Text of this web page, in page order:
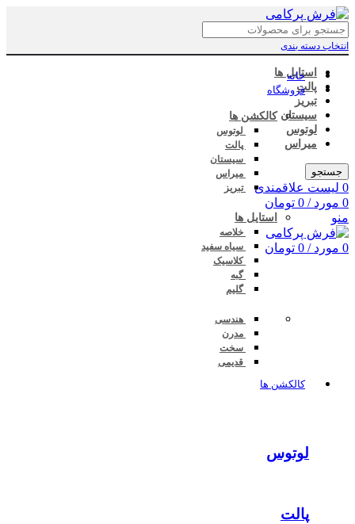
انتخاب دسته بندی
استایل ها
پالت
تبریز
سیستان
لوتوس
میراس
جستجو
0 لیست علاقمندی
0 مورد /
0 تومان
منو
0 مورد /
0 تومان
خانه
فروشگاه
کالکشن ها
لوتوس
پالت
سیستان
میراس
تبریز
استایل ها
خلاصه
سیاه سفید
کلاسیک
گبه
گلیم
هندسی
مدرن
سخت
قدیمی
کالکشن ها
لوتوس
پالت